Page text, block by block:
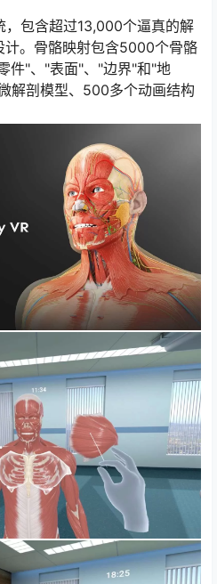
，包含超过13,000个逼真的解
计。骨骼映射包含5000个骨骼
件"、"表面"、"边界"和"地
解剖模型、500多个动画结构